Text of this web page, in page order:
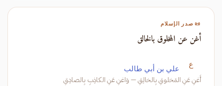
📜 صدر الإسلام
أغن عن المخلوق بالخالق
ع علي بن أبي طالب
أَغنِ عَنِ المَخلوقِ بِالخالِقِ — وَاغنِ عَنِ الكاذِبِ بِالصادِقِ